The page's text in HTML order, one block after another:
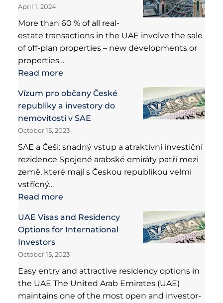
April 1, 2024
More than 60 % of all real-
estate transactions in the UAE involve the sale
of off-plan properties – new developments or
properties…
Read more
Vízum pro občany České
republiky a investory do
nemovitostí v SAE
October 15, 2023
SAE a Češi: snadný vstup a atraktivní investiční
rezidence Spojené arabské emiráty patří mezi
země, které mají s Českou republikou velmi
vstřícný…
Read more
UAE Visas and Residency
Options for International
Investors
October 15, 2023
Easy entry and attractive residency options in
the UAE The United Arab Emirates (UAE)
maintains one of the most open and investor-